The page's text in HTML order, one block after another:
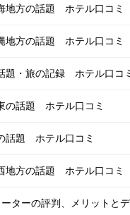
地方の話題 ホテル口コミ
地方の話題 ホテル口コミ
題・旅の記録 ホテル口コ
の話題 ホテル口コミ
話題 ホテル口コミ
地方の話題 ホテル口コミ
ターの評判、メリットと